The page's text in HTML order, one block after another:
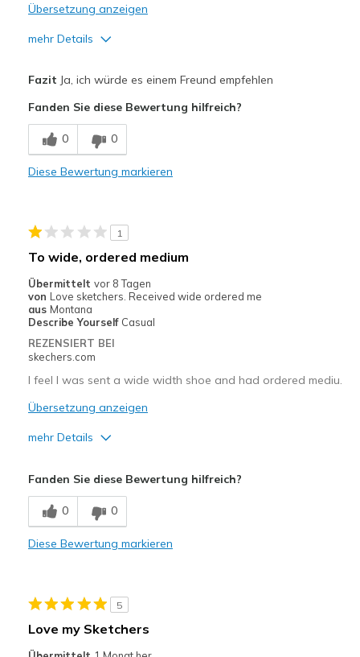
Übersetzung anzeigen
mehr Details
Comfortable
Durable
Travel
Width
Sizing
Feels half size too small
View On Shoes
I'm Into Shoes
Fazit Ja, ich würde es einem Freund empfehlen
Fanden Sie diese Bewertung hilfreich?
0 0
Diese Bewertung markieren
1
To wide, ordered medium
Übermittelt vor 8 Tagen
von Love sketchers. Received wide ordered me
aus Montana
Describe Yourself Casual
REZENSIERT BEI
skechers.com
I feel I was sent a wide width shoe and had ordered mediu.
Übersetzung anzeigen
mehr Details
Geeignete Verwendung
Casual Wear
Sizing
View On Shoes
Shoes are for Wearing
Fanden Sie diese Bewertung hilfreich?
0 0
Diese Bewertung markieren
5
Love my Sketchers